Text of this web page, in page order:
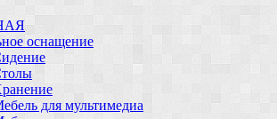
оснащение
для мультимедиа